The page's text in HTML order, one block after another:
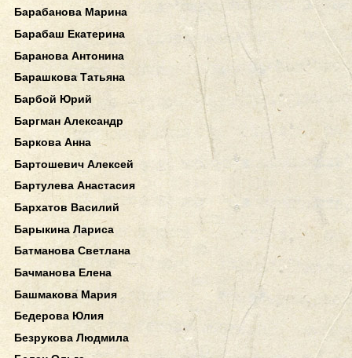
Барабанова Марина
Барабаш Екатерина
Баранова Антонина
Барашкова Татьяна
Барбой Юрий
Баргман Александр
Баркова Анна
Бартошевич Алексей
Бартулева Анастасия
Бархатов Василий
Барыкина Лариса
Батманова Светлана
Бачманова Елена
Башмакова Мария
Бедерова Юлия
Безрукова Людмила